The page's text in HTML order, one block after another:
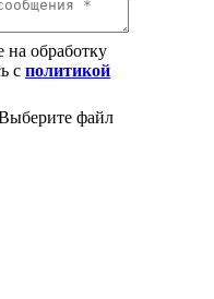
на обработку
с политикой
файл